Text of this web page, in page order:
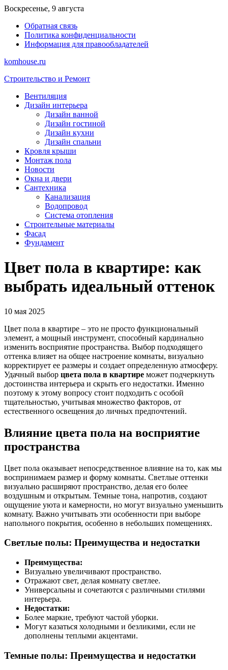
Перейти
содержимому
Воскресенье, 9 августа
Обратная связь
Политика конфиденциальности
Информация для правообладателей
komhouse.ru
Строительство и Ремонт
Вентиляция
Дизайн интерьера
Дизайн ванной
Дизайн гостиной
Дизайн кухни
Дизайн спальни
Кровля крыши
Монтаж пола
Новости
Окна и двери
Сантехника
Канализация
Водопровод
Система отопления
Строительные материалы
Фасад
Фундамент
Цвет пола в квартире: как
выбрать идеальный оттенок
10 мая 2025
Цвет пола в квартире – это не просто функциональный
элемент, а мощный инструмент, способный кардинально
изменить восприятие пространства. Выбор подходящего
оттенка влияет на общее настроение комнаты, визуально
корректирует ее размеры и создает определенную атмосферу.
Удачный выбор цвета пола в квартире может подчеркнуть
достоинства интерьера и скрыть его недостатки. Именно
поэтому к этому вопросу стоит подходить с особой
тщательностью, учитывая множество факторов, от
естественного освещения до личных предпочтений.
Влияние цвета пола на восприятие
пространства
Цвет пола оказывает непосредственное влияние на то, как мы
воспринимаем размер и форму комнаты. Светлые оттенки
визуально расширяют пространство, делая его более
воздушным и открытым. Темные тона, напротив, создают
ощущение уюта и камерности, но могут визуально уменьшить
комнату. Важно учитывать эти особенности при выборе
напольного покрытия, особенно в небольших помещениях.
Светлые полы: Преимущества и недостатки
Преимущества:
Визуально увеличивают пространство.
Отражают свет, делая комнату светлее.
Универсальны и сочетаются с различными стилями
интерьера.
Недостатки:
Более маркие, требуют частой уборки.
Могут казаться холодными и безликими, если не
дополнены теплыми акцентами.
Темные полы: Преимущества и недостатки